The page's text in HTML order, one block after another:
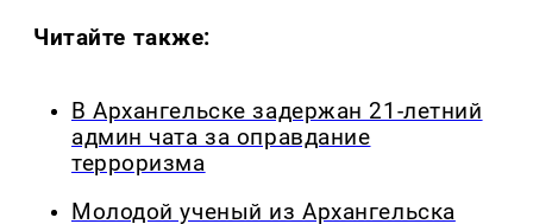
Читайте также:
В Архангельске задержан 21-летний
админ чата за оправдание
терроризма
Молодой ученый из Архангельска